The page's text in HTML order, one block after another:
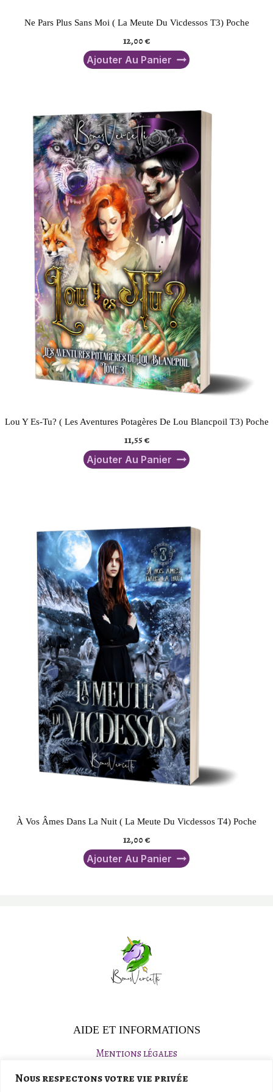
Nous respectons votre vie privée
Ne Pars Plus Sans Moi ( La Meute Du Vicdessos T3) Poche
12,00 €
Ajouter Au Panier
Lou Y Es-Tu? ( Les Aventures Potagères De Lou Blancpoil T3) Poche
11,55 €
Ajouter Au Panier
À Vos Âmes Dans La Nuit ( La Meute Du Vicdessos T4) Poche
12,00 €
Ajouter Au Panier
AIDE ET INFORMATIONS
Mentions légales
Politique de confidentialité